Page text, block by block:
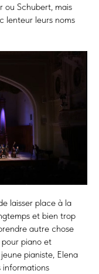
ou Schubert, mais
lenteur leurs noms
laisser place à la
et bien trop
autre chose
piano et
pianiste, Elena
informations